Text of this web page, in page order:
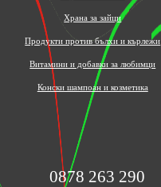
Храна за зайци
Продукти против бълхи и кърлежи
Витамини и добавки за любимци
Конски шампоан и козметика
0878 263 290